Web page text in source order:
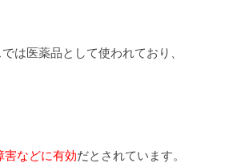
は医薬品として使われており、
害などに有効だとされています。